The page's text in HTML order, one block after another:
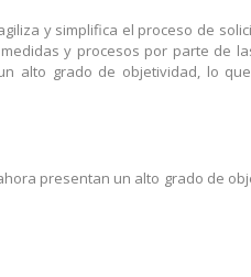
y simplifica el proceso de
y procesos por parte de
alto grado de objetividad, lo
presentan un alto grado de